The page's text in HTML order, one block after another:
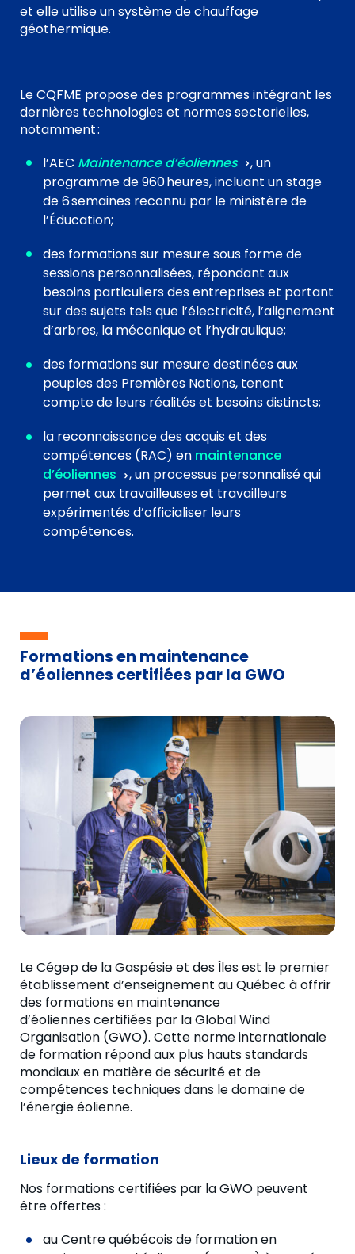
et elle utilise un système de chauffage
géothermique.
Le CQFME propose des programmes intégrant les
dernières technologies et normes sectorielles,
notamment :
l’AEC Maintenance d’éoliennes
, un
programme de 960 heures, incluant un stage
de 6 semaines reconnu par le ministère de
l’Éducation;
des formations sur mesure sous forme de
sessions personnalisées, répondant aux
besoins particuliers des entreprises et portant
sur des sujets tels que l’électricité, l’alignement
d’arbres, la mécanique et l’hydraulique;
des formations sur mesure destinées aux
peuples des Premières Nations, tenant
compte de leurs réalités et besoins distincts;
la reconnaissance des acquis et des
compétences (RAC) en maintenance
d’éoliennes
, un processus personnalisé qui
permet aux travailleuses et travailleurs
expérimentés d’officialiser leurs
compétences.
Formations en maintenance
d’éoliennes certifiées par la GWO
Le Cégep de la Gaspésie et des Îles est le premier
établissement d’enseignement au Québec à offrir
des formations en maintenance
d’éoliennes certifiées par la Global Wind
Organisation (GWO). Cette norme internationale
de formation répond aux plus hauts standards
mondiaux en matière de sécurité et de
compétences techniques dans le domaine de
l’énergie éolienne.
Lieux de formation
Nos formations certifiées par la GWO peuvent
être offertes :
au Centre québécois de formation en